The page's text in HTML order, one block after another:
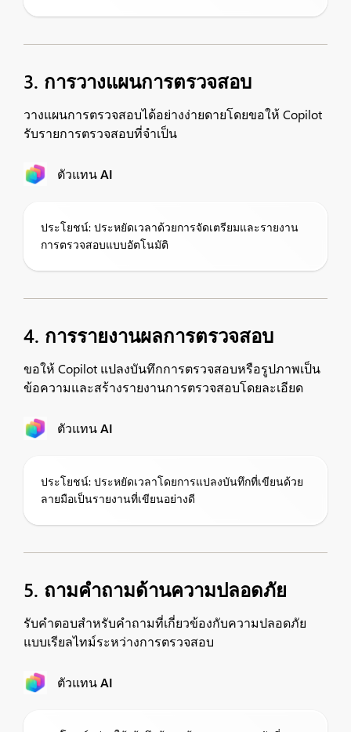
3. การวางแผนการตรวจสอบ​
วางแผนการตรวจสอบได้อย่างง่ายดายโดยขอให้ Copilot
รับรายการตรวจสอบที่จำเป็น
ตัวแทน AI
ประโยชน์: ประหยัดเวลาด้วยการจัดเตรียมและรายงาน
การตรวจสอบแบบอัตโนมัติ
4. การรายงานผลการตรวจสอบ
ขอให้ Copilot แปลงบันทึกการตรวจสอบหรือรูปภาพเป็น
ข้อความและสร้างรายงานการตรวจสอบโดยละเอียด
ตัวแทน AI
ประโยชน์: ประหยัดเวลาโดยการแปลงบันทึกที่เขียนด้วย
ลายมือเป็นรายงานที่เขียนอย่างดี
5. ถามคำถามด้านความปลอดภัย
รับคำตอบสำหรับคำถามที่เกี่ยวข้องกับความปลอดภัย
แบบเรียลไทม์ระหว่างการตรวจสอบ
ตัวแทน AI